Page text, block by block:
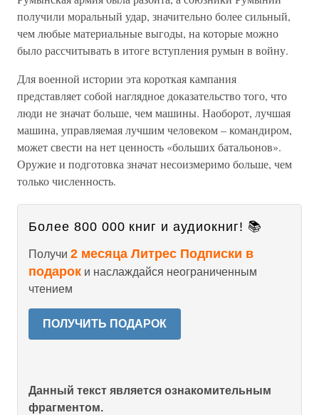
получили моральный удар, значительно более сильный,
чем любые материальные выгоды, на которые можно
было рассчитывать в итоге вступления румын в войну.
Для военной истории эта короткая кампания
представляет собой наглядное доказательство того, что
люди не значат больше, чем машины. Наоборот, лучшая
машина, управляемая лучшим человеком – командиром,
может свести на нет ценность «больших батальонов».
Оружие и подготовка значат несоизмеримо больше, чем
только численность.
Более 800 000 книг и аудиокниг! 📚
Получи 2 месяца Литрес Подписки в
подарок и наслаждайся неограниченным
чтением
ПОЛУЧИТЬ ПОДАРОК
Данный текст является ознакомительным
фрагментом.